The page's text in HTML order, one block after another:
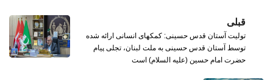
قبلی
تولیت آستان قدس حسینی: کمکهای انسانی ارائه شده
توسط آستان قدس حسینی به ملت لبنان، تجلی پیام
حضرت امام حسین (علیه السلام) است